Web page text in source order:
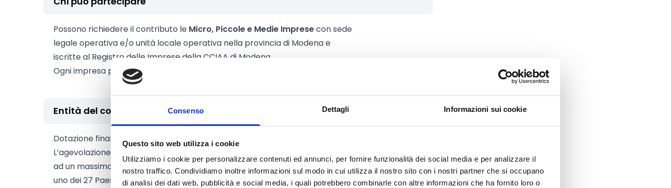
Consenso Dettagli Informazioni sui cookie
Questo sito web utilizza i cookie
Utilizziamo i cookie per personalizzare contenuti ed annunci, per fornire funzionalità dei social media e per analizzare il
nostro traffico. Condividiamo inoltre informazioni sul modo in cui utilizza il nostro sito con i nostri partner che si occupano
di analisi dei dati web, pubblicità e social media, i quali potrebbero combinarle con altre informazioni che ha fornito loro o
Possono richiedere il contributo le Micro, Piccole e Medie Impresecon sede
legale operativa e/o unità locale operativa nella provincia di Modena e
iscritte al Registro delle Imprese della CCIAA di Modena.
Ogni impresa potrà presentare una sola richiesta di contributo.
Entità del contributo
Dotazione finanziaria complessiva:100.000 Euro
L’agevolazione consiste in un contributo del
ad un massimo di
2.000 Euro
, per le iniziative che si svolgeranno in Italia o in
uno dei 27 Paesi dell’Unione europea; fino ad un massimo di2.500 Euro, per